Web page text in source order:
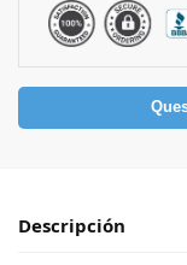
Descripción